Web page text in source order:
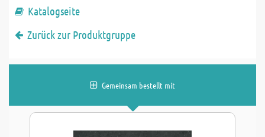
Katalogseite
Zurück zur Produktgruppe
Gemeinsam bestellt mit